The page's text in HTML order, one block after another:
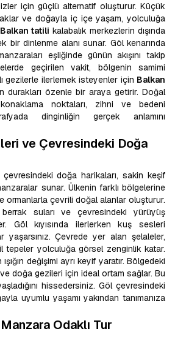
için güçlü alternatif oluşturur. Küçük
ve doğayla iç içe yaşam, yolculuğa
Balkan tatili kalabalık merkezlerin dışında
bir dinlenme alanı sunar. Göl kenarında
eşliğinde günün akışını takip
geçirilen vakit, bölgenin samimi
gezilerle ilerlemek isteyenler için Balkan
durakları özenle bir araya getirir. Doğal
noktaları, zihni ve bedeni
dinginliğin gerçek anlamını
ve Çevresindeki Doğa
doğa harikaları, sakin keşif
sunar. Ülkenin farklı bölgelerine
ormanlarla çevrili doğal alanlar oluşturur.
suları ve çevresindeki yürüyüş
Göl kıyısında ilerlerken kuş sesleri
yaşarsınız. Çevrede yer alan şelaleler,
tepeler yolculuğa görsel zenginlik katar.
değişimi ayrı keyif yaratır. Bölgedeki
doğa gezileri için ideal ortam sağlar. Bu
hissedersiniz. Göl çevresindeki
uyumlu yaşamı yakından tanımanıza
Odaklı Tur